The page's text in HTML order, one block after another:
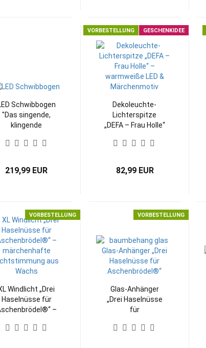
Schwibbogen
"Das singende,
klingende
farbiges DEFA-
219,99 EUR
VORBESTELLUNG GESCHENKIDEE
Dekoleuchte-
Lichterspitze
„DEFA – Frau Holle“
& Märchenmotiv
82,99 EUR
VORBESTELLUNG
Windlicht „Drei
Haselnüsse für
–
Lichtstimmung
VORBESTELLUNG
Glas-Anhänger
„Drei Haselnüsse
für
Baumbehang